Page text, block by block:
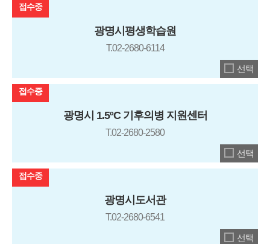
접수중
광명시평생학습원
T.02-2680-6114
선택
접수중
광명시 1.5ºC 기후의병 지원센터
T.02-2680-2580
선택
접수중
광명시도서관
T.02-2680-6541
선택